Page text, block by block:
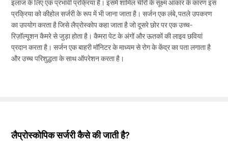
इलाज के लिए एक प्रभावी प्रक्रिया है। इसमें शामिल चीरों के सूक्ष्म आकार के कारण इस
प्रक्रिया को कीहोल सर्जरी के रूप में भी जाना जाता है। सर्जन एक लंबे, पतले उपकरण
का उपयोग करता है जिसे लैप्रोस्कोप कहा जाता है जो दूसरे छोर पर एक उच्च-
रिज़ॉल्यूशन कैमरे से जुड़ा होता है। कैमरा पेट के अंगों और ऊतकों की लाइव छवियां
प्रदान करता है। सर्जन एक बाहरी मॉनिटर के माध्यम से रोग के केंद्र का पता लगाता है
और उच्च परिशुद्धता के साथ ऑपरेशन करता है।
लैप्रोस्कोपिक सर्जरी कैसे की जाती है?